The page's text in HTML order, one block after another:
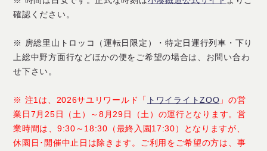
確認ください。
※ 房総里山トロッコ（運転日限定）・特定日運行列車・下り
上総中野方面行などほかの便をご希望の場合は、お問い合わ
せ下さい。
※ 注1は、2026サユリワールド「 トワイライトZOO 」の営
業日7月25日（土）～8月29日（土）の運行となります。営
業時間は、9:30～18:30（最終入園17:30）となりますが、
休園日･開催中止日は除きます。ご利用をご希望の方は、事